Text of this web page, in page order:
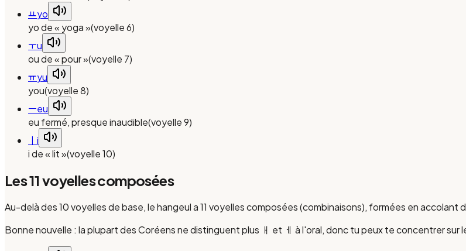
ㅛyo
yo de « yoga »(voyelle 6)
ㅜu
ou de « pour »(voyelle 7)
ㅠyu
you(voyelle 8)
ㅡeu
eu fermé, presque inaudible(voyelle 9)
ㅣ i
i de « lit »(voyelle 10)
Les 11 voyelles composées
Au-delà des 10 voyelles de base, le hangeul a 11 voyelles composées (combinaisons), formées en accolant
Bonne nouvelle : la plupart des Coréens ne distinguent plus ㅐ et ㅔ à l'oral, donc tu peux te concentrer sur